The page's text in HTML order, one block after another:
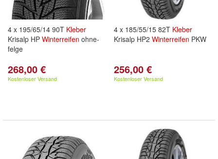
4 x 195/65/14 90T Kleber
Krisalp HP Winterreifen ohne-
felge
268,00 €
Kostenloser Versand
4 x 185/55/15 82T Kleber
Krisalp HP2 Winterreifen PKW
256,00 €
Kostenloser Versand